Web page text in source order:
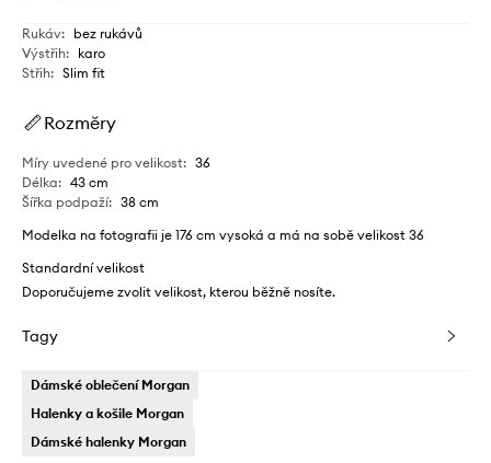
Rukáv: bez rukávů
Výstřih: karo
Střih: Slim fit
Rozměry
Míry uvedené pro velikost: 36
Délka: 43 cm
Šířka podpaží: 38 cm
Modelka na fotografii je 176 cm vysoká a má na sobě velikost 36
Standardní velikost
Doporučujeme zvolit velikost, kterou běžně nosíte.
Tagy
Dámské oblečení Morgan
Halenky a košile Morgan
Dámské halenky Morgan